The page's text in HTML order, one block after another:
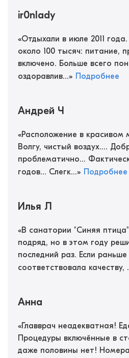
ir0nlady
«Отдыхали в июле 2011
около 100 тысяч: питание,
включено. Больше всего
оздоравлив...» Подробнее
Андрей Ч
«Расположение в красивом
Волгу, чистый воздух....
проблематично...
годов... Слегк...» Подробнее
Илья Л
«В санатории "Синяя
подряд, но в этом году
последний раз. Если
соответствовала качеству,
Анна
«Главврач неадекватная!
Процедуры включённые в
даже половины нет! Номера